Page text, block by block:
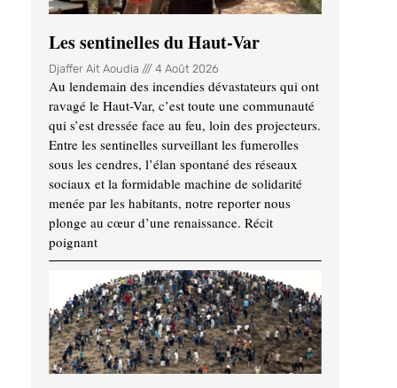
Les sentinelles du Haut-Var
Djaffer Ait Aoudia 4 Août 2026
Au lendemain des incendies dévastateurs qui ont
ravagé le Haut-Var, c’est toute une communauté
qui s’est dressée face au feu, loin des projecteurs.
Entre les sentinelles surveillant les fumerolles
sous les cendres, l’élan spontané des réseaux
sociaux et la formidable machine de solidarité
menée par les habitants, notre reporter nous
plonge au cœur d’une renaissance. Récit
poignant